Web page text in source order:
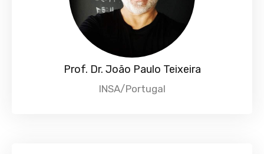
Prof. Dr. João Paulo Teixeira
INSA/Portugal